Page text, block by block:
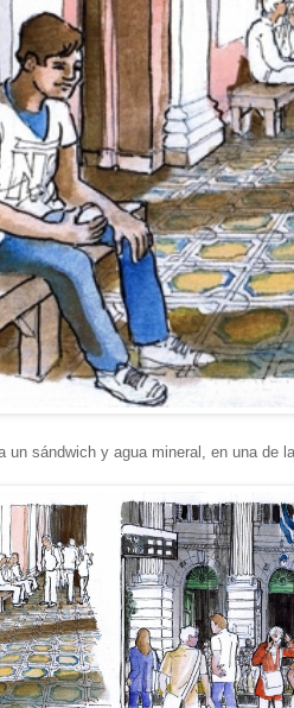
un sándwich y agua mineral, en una de